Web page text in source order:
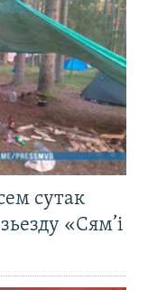
сутак
«Сям’і